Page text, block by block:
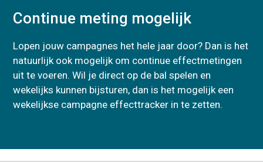
Continue meting mogelijk
Lopen jouw campagnes het hele jaar door? Dan is het
natuurlijk ook mogelijk om continue effectmetingen
uit te voeren. Wil je direct op de bal spelen en
wekelijks kunnen bijsturen, dan is het mogelijk een
wekelijkse campagne effecttracker in te zetten.